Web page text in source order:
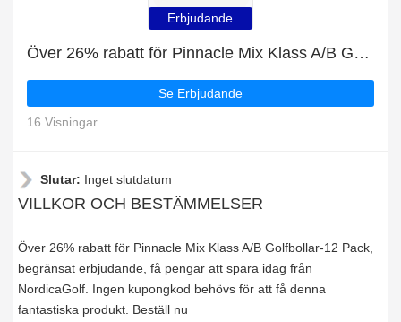
Erbjudande
Över 26% rabatt för Pinnacle Mix Klass A/B Golfbollar-12 Pack, begränsat erbjudande
Se Erbjudande
16 Visningar
Slutar: Inget slutdatum
VILLKOR OCH BESTÄMMELSER
Över 26% rabatt för Pinnacle Mix Klass A/B Golfbollar-12 Pack,
begränsat erbjudande, få pengar att spara idag från
NordicaGolf. Ingen kupongkod behövs för att få denna
fantastiska produkt. Beställ nu